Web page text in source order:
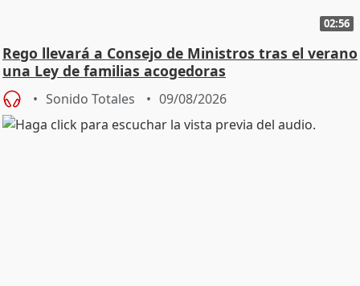
02:56
Rego llevará a Consejo de Ministros tras el verano
una Ley de familias acogedoras
Sonido Totales 09/08/2026